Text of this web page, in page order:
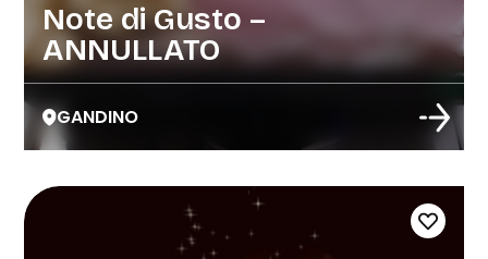
Note di Gusto –
ANNULLATO
GANDINO